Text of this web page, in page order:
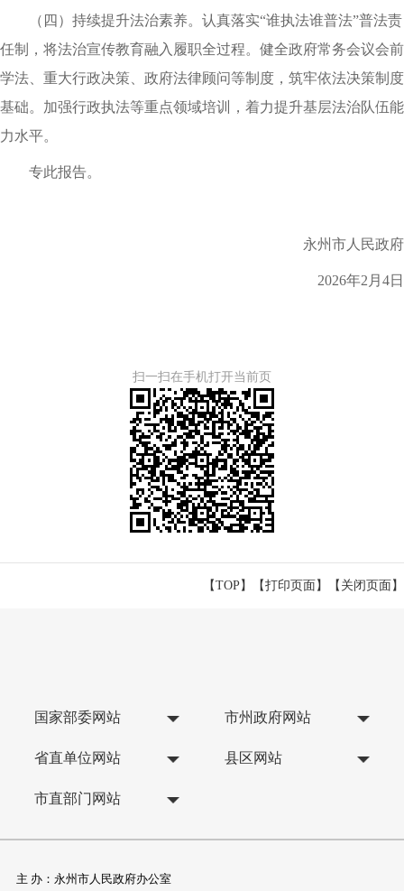
（四）持续提升法治素养。认真落实“谁执法谁普法”普法责
任制，将法治宣传教育融入履职全过程。健全政府常务会议会前
学法、重大行政决策、政府法律顾问等制度，筑牢依法决策制度
基础。加强行政执法等重点领域培训，着力提升基层法治队伍能
力水平。
专此报告。
永州市人民政府
2026年2月4日
扫一扫在手机打开当前页
【TOP】 【打印页面】【 关闭页面】
国家部委网站 市州政府网站
省直单位网站 县区网站
市直部门网站
主 办：永州市人民政府办公室